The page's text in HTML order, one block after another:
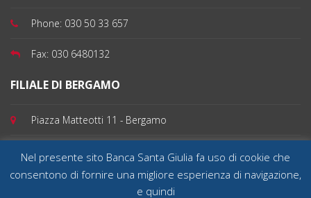
Phone: 030 50 33 657
Fax: 030 6480132
FILIALE DI BERGAMO
Piazza Matteotti 11 - Bergamo
Phone: 035 199 100 82
Nel presente sito Banca Santa Giulia fa uso di cookie che
consentono di fornire una migliore esperienza di navigazione,
e quindi